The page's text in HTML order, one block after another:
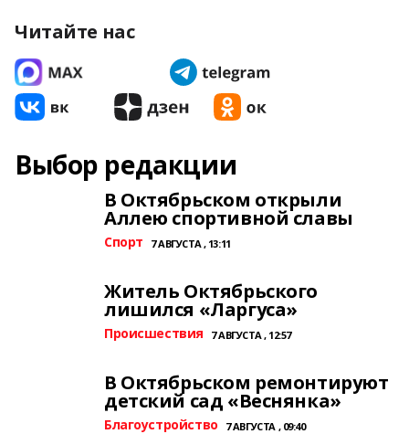
Читайте нас
Выбор редакции
В Октябрьском открыли
Аллею спортивной славы
Спорт 7 АВГУСТА , 13:11
Житель Октябрьского
лишился «Ларгуса»
Происшествия 7 АВГУСТА , 12:57
В Октябрьском ремонтируют
детский сад «Веснянка»
Благоустройство 7 АВГУСТА , 09:40